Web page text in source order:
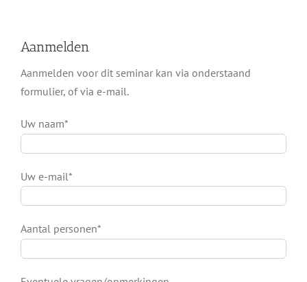
Aanmelden
Aanmelden voor dit seminar kan via onderstaand
formulier, of via e-mail.
Uw naam*
Uw e-mail*
Aantal personen*